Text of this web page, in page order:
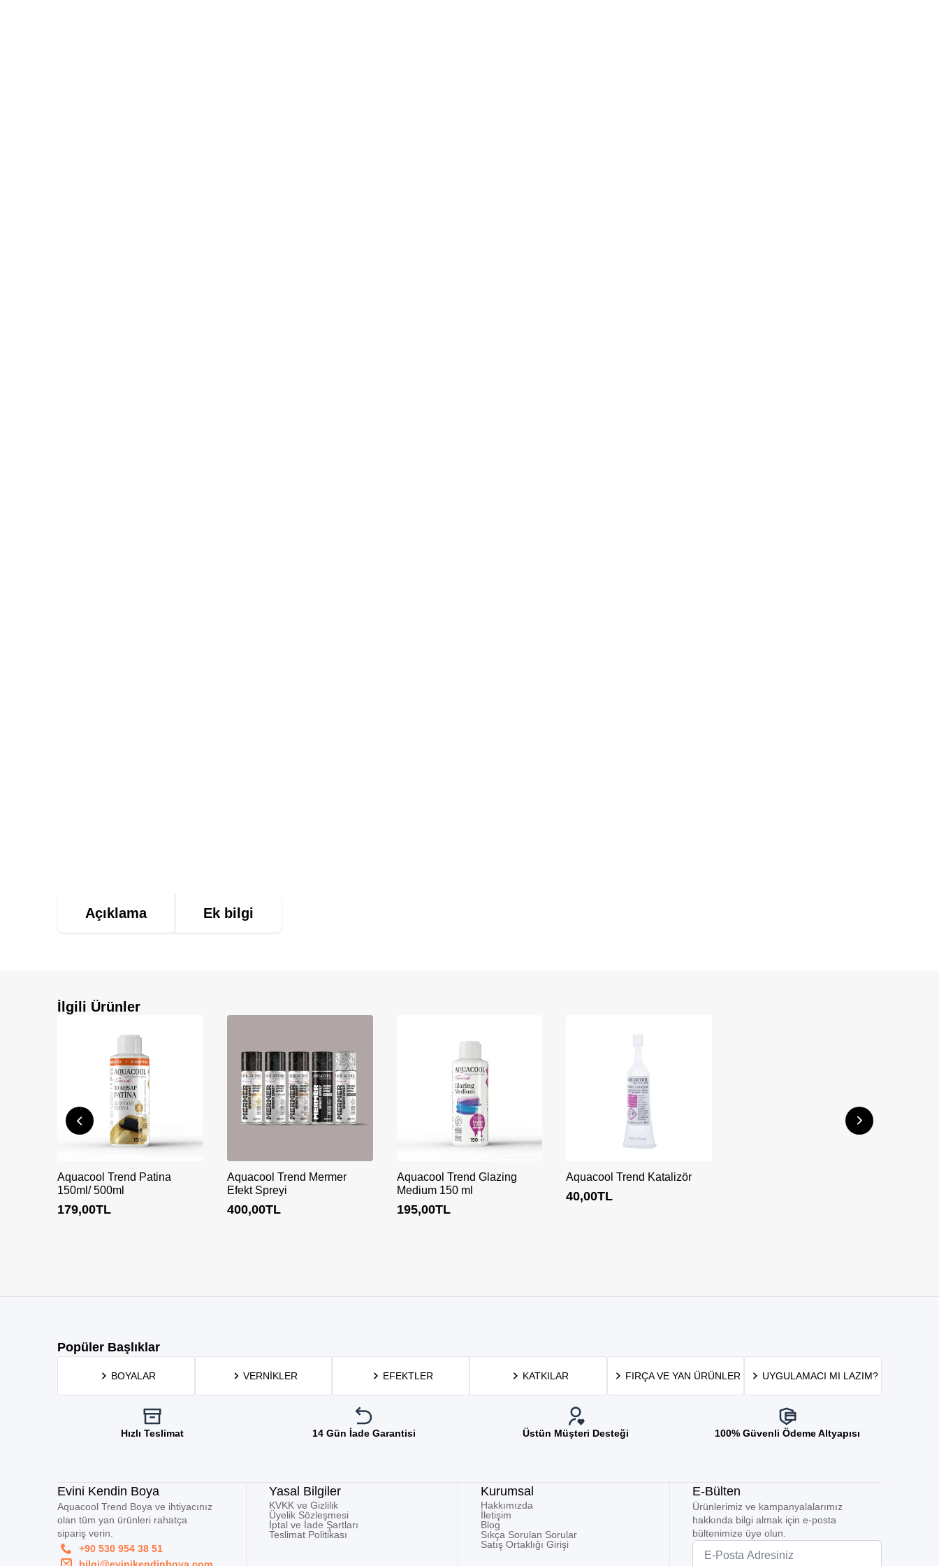
Açıklama Ek bilgi
İlgili Ürünler
Aquacool Trend Patina
150ml/ 500ml
179,00TL
Aquacool Trend Mermer
Efekt Spreyi
400,00TL
Aquacool Trend Glazing
Medium 150 ml
195,00TL
Aquacool Trend Katalizör
40,00TL
Popüler Başlıklar
BOYALAR VERNIKLER EFEKTLER KATKILAR FIRÇA VE YAN ÜRÜNLER UYGULAMACI MI LAZIM?
Hızlı Teslimat 14 Gün İade Garantisi Üstün Müşteri Desteği 100% Güvenli Ödeme Altyapısı
Evini Kendin Boya
Aquacool Trend Boya ve ihtiyacınız
olan tüm yan ürünleri rahatça
sipariş verin.
+90 530 954 38 51
bilgi@evinikendinboya.com
Yasal Bilgiler
KVKK ve Gizlilik
Üyelik Sözleşmesi
İptal ve İade Şartları
Teslimat Politikası
Kurumsal
Hakkımızda
İletişim
Blog
Sıkça Sorulan Sorular
Satış Ortaklığı Girişi
E-Bülten
Ürünlerimiz ve kampanyalalarımız
hakkında bilgi almak için e-posta
bültenimize üye olun.
Email